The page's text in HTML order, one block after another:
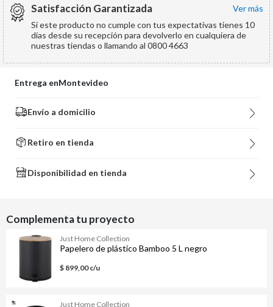
Satisfacción Garantizada
ver más
Si este producto no cumple con tus expectativas tienes 10
días desde su recepción para devolverlo en cualquiera de
nuestras tiendas o llamando al 0800 4663
Entrega enMontevideo
Envío a domicilio
Retiro en tienda
Disponibilidad en tienda
Complementa tu proyecto
Just Home Collection
Papelero de plástico Bamboo 5 L negro
$ 899,00 c/u
Just Home Collection